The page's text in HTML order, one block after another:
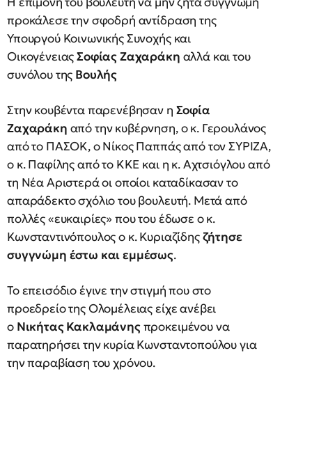
προκάλεσε την σφοδρή αντίδραση της
Υπουργού Κοινωνικής Συνοχής και
ΟικογένειαςΣοφίας Ζαχαράκη αλλά και του
συνόλου της Βουλής
Στην κουβέντα παρενέβησαν η Σοφία
Ζαχαράκη από την κυβέρνηση, ο κ. Γερουλάνος
από το ΠΑΣΟΚ, ο Νίκος Παππάς από τον ΣΥΡΙΖΑ,
ο κ. Παφίλης από το ΚΚΕ και η κ. Αχτσιόγλου από
τη Νέα Αριστερά οι οποίοι καταδίκασαν το
απαράδεκτο σχόλιο του βουλευτή. Μετά από
πολλές «ευκαιρίες» που του έδωσε ο κ.
Κωνσταντινόπουλος ο κ. Κυριαζίδηςζήτησε
συγγνώμη έστω και εμμέσως.
Το επεισόδιο έγινε την στιγμή που στο
προεδρείο της Ολομέλειας είχε ανέβει
ο Νικήτας Κακλαμάνηςπροκειμένου να
παρατηρήσει την κυρία Κωνσταντοπούλου για
την παραβίαση του χρόνου.